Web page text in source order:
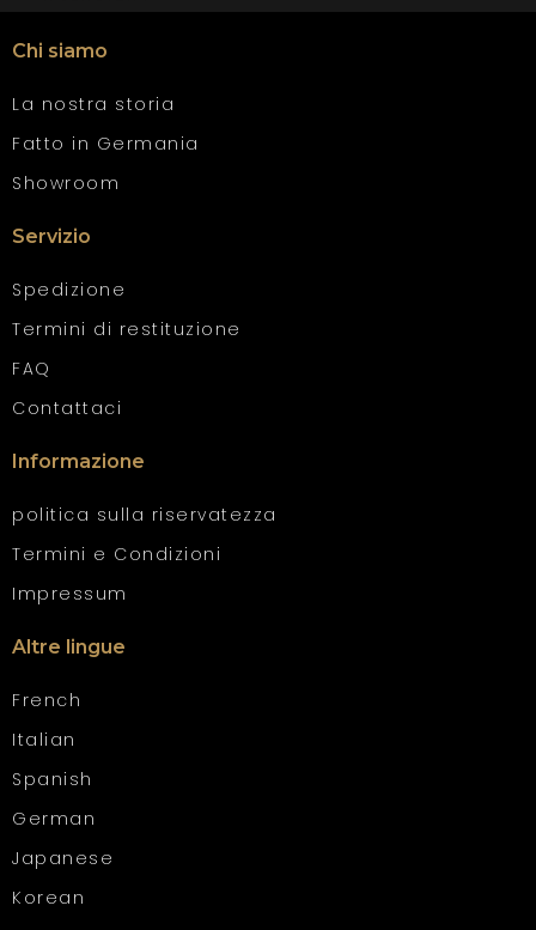
Chi siamo
La nostra storia
Fatto in Germania
Showroom
Servizio
Spedizione
Termini di restituzione
FAQ
Contattaci
Informazione
politica sulla riservatezza
Termini e Condizioni
Impressum
Altre lingue
French
Italian
Spanish
German
Japanese
Korean